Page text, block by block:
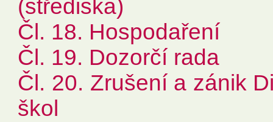
(střediska)
Čl. 18. Hospodaření
Čl. 19. Dozorčí rada
Čl. 20. Zrušení a zánik
škol